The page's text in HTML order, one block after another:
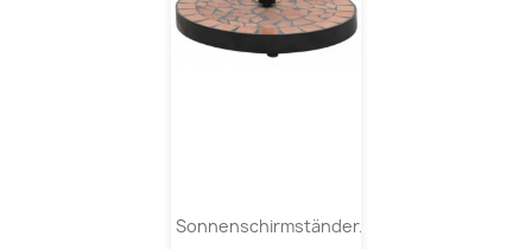
Sonnenschirmständer...